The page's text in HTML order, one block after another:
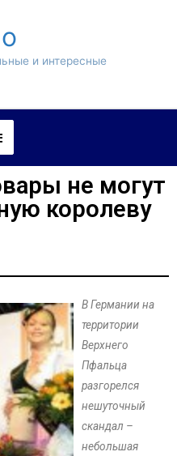
и интересные
не могут
королеву
В Германии на
территории
Верхнего
Пфальца
разгорелся
нешуточный
скандал –
небольшая